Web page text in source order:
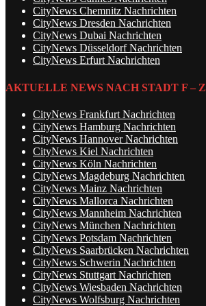
CityNews Chemnitz Nachrichten
CityNews Dresden Nachrichten
CityNews Dubai Nachrichten
CityNews Düsseldorf Nachrichten
CityNews Erfurt Nachrichten
AKTUELLE NEWS NACH STADT F – Z
CityNews Frankfurt Nachrichten
CityNews Hamburg Nachrichten
CityNews Hannover Nachrichten
CityNews Kiel Nachrichten
CityNews Köln Nachrichten
CityNews Magdeburg Nachrichten
CityNews Mainz Nachrichten
CityNews Mallorca Nachrichten
CityNews Mannheim Nachrichten
CityNews München Nachrichten
CityNews Potsdam Nachrichten
CityNews Saarbrücken Nachrichten
CityNews Schwerin Nachrichten
CityNews Stuttgart Nachrichten
CityNews Wiesbaden Nachrichten
CityNews Wolfsburg Nachrichten